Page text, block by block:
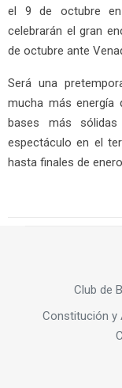
el 9 de octubre en
celebrarán el gran
de octubre ante
Será una
mucha más energía
bases más
espectáculo en el
hasta finales de
Club de
Constitución y